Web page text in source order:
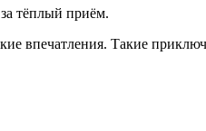
тёплый приём.
впечатления. Такие